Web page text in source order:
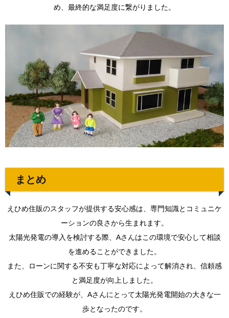
め、最終的な満足度に繋がりました。
まとめ
えひめ住販のスタッフが提供する安心感は、専門知識とコミュニケ
ーションの良さから生まれます。
太陽光発電の導入を検討する際、Aさんはこの環境で安心して相談
を進めることができました。
また、ローンに関する不安も丁寧な対応によって解消され、信頼感
と満足度が向上しました。
えひめ住販での経験が、Aさんにとって太陽光発電開始の大きな一
歩となったのです。